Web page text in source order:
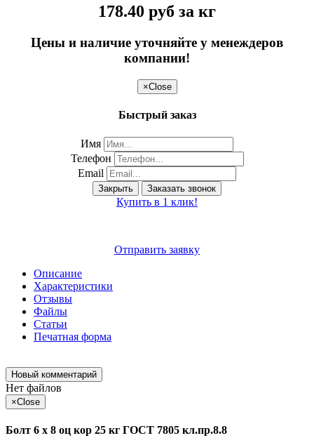
178.40 руб за кг
Цены и наличие уточняйте у менеждеров
компании!
×Close
Быстрый заказ
Имя
Телефон
Email
Закрыть Заказать звонок
Купить в 1 клик!
Отправить заявку
Описание
Характеристики
Отзывы
Файлы
Статьи
Печатная форма
Новый комментарий
Нет файлов
×Close
Болт 6 х 8 оц кор 25 кг ГОСТ 7805 кл.пр.8.8